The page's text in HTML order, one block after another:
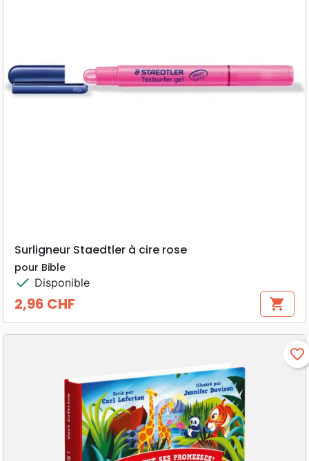
Surligneur Staedtler à cire rose
pour Bible
check Disponible
Prix
2,96 CHF shopping_cart
favorite_border